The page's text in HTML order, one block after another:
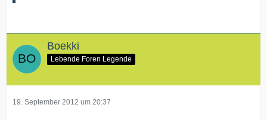
Boekki
Lebende Foren Legende
19. September 2012 um 20:37